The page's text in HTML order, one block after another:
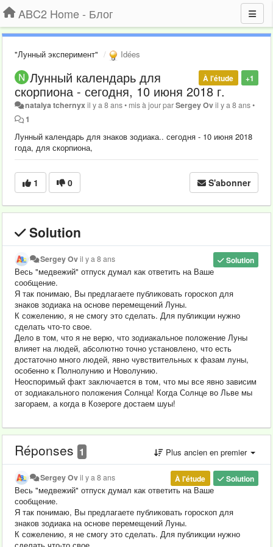
ABC2 Home - Блог
"Лунный эксперимент" Idées
+1
À l'étude
Лунный календарь для
скорпиона - сегодня, 10 июня 2018 г.
natalya tchernyxil y a 8 ans• mis à jour parSergey Ovil y a 8 ans•
1
Лунный календарь для знаков зодиака.. сегодня - 10 июня 2018
года, для скорпиона,
1 0 S'abonner
Solution
Solution
Sergey Ovil y a 8 ans
Весь "медвежий" отпуск думал как ответить на Ваше
сообщение.
Я так понимаю, Вы предлагаете публиковать гороскоп для
знаков зодиака на основе перемещений Луны.
К сожелению, я не смогу это сделать. Для публикции нужно
сделать что-то свое.
Дело в том, что я не верю, что зодиакальное положение Луны
влияет на людей, абсолютно точно установлено, что есть
достаточно много людей, явно чувствительных к фазам луны,
особенно к Полнолунию и Новолунию.
Неоспоримый факт заключается в том, что мы все явно зависим
от зодиакального положения Солнца! Когда Солнце во Льве мы
загораем, а когда в Козероге достаем шуы!
Réponses 1 Plus ancien en premier
Solution
À l'étude
Sergey Ovil y a 8 ans
Весь "медвежий" отпуск думал как ответить на Ваше
сообщение.
Я так понимаю, Вы предлагаете публиковать гороскоп для
знаков зодиака на основе перемещений Луны.
К сожелению, я не смогу это сделать. Для публикции нужно
сделать что-то свое.